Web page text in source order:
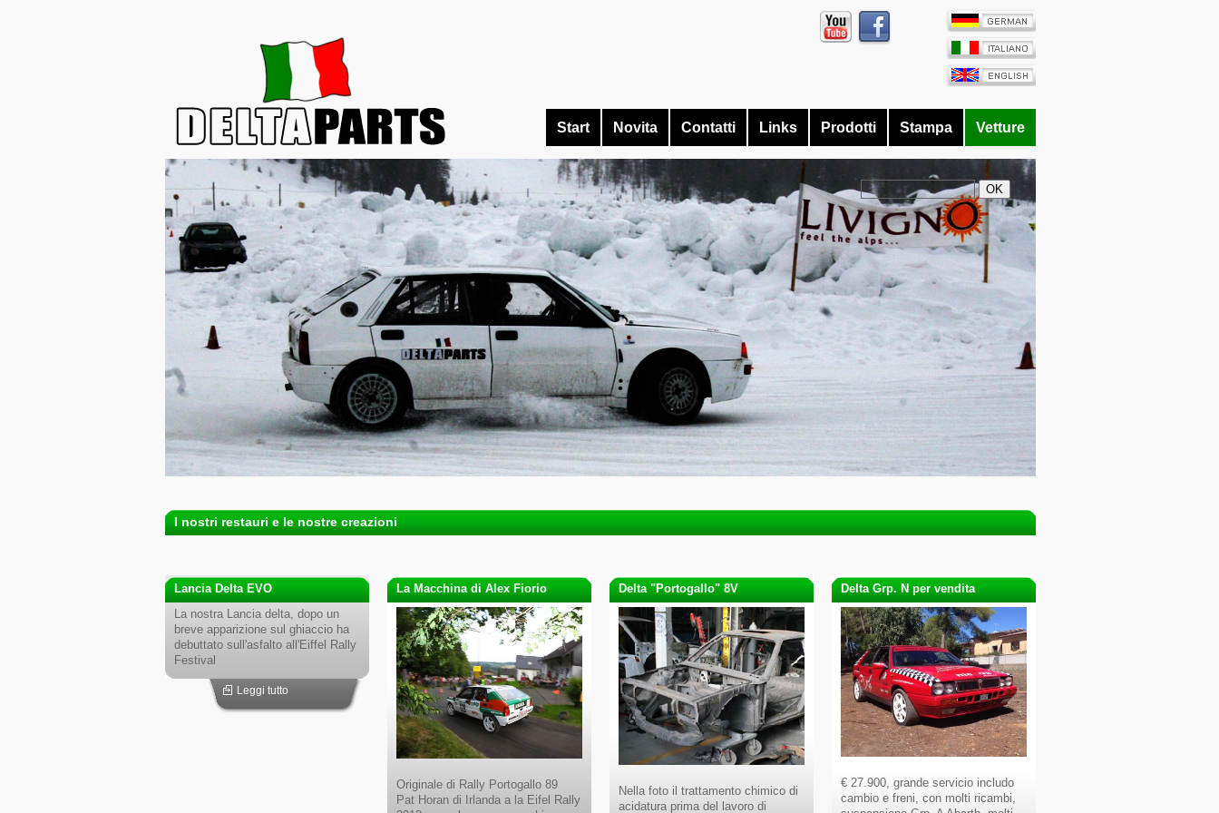
Start Novita Contatti Links Prodotti Stampa Vetture
I nostri restauri e le nostre creazioni
Lancia Delta EVO
La nostra Lancia delta, dopo un
breve apparizione sul ghiaccio ha
debuttato sull'asfalto all'Eiffel Rally
Festival
Leggi tutto
La Macchina di Alex Fiorio
Originale di Rally Portogallo 89
Pat Horan di Irlanda a la Eifel Rally
Delta "Portogallo" 8V
Nella foto il trattamento chimico di
acidatura prima del lavoro di
Delta Grp. N per vendita
€ 27.900, grande servicio includo
cambio e freni, con molti ricambi,